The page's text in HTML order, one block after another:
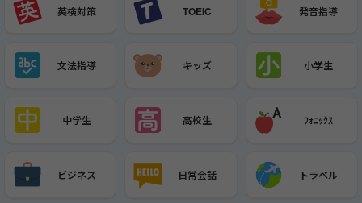
英検対策 TOEIC 発音指導
文法指導 キッズ 小学生
中学生 高校生 ﾌｫﾆｯｸｽ
ビジネス 日常会話 トラベル